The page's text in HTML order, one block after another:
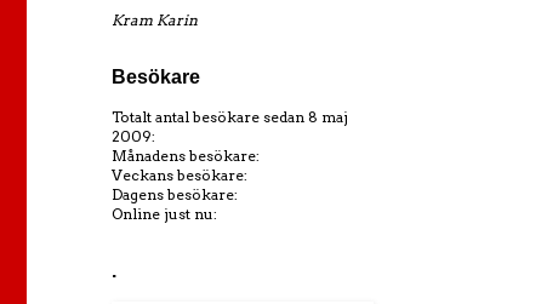
Kram Karin
Besökare
Totalt antal besökare sedan 8 maj
2009:
Månadens besökare:
Veckans besökare:
Dagens besökare:
Online just nu:
.